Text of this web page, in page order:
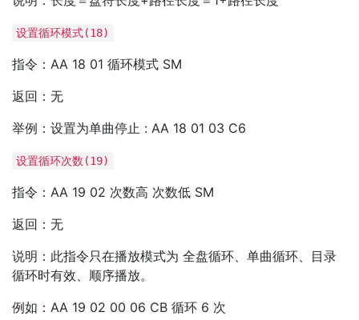
设置循环模式(18)
指令：AA 18 01 循环模式 SM
返回：无
举例：设置为单曲停止 : AA 18 01 03 C6
设置循环次数(19)
指令：AA 19 02 次数高 次数低 SM
返回：无
说明：此指令只在播放模式为 全盘循环、单曲循环、目录
循环时有效、顺序播放。
例如：AA 19 02 00 06 CB 循环 6 次